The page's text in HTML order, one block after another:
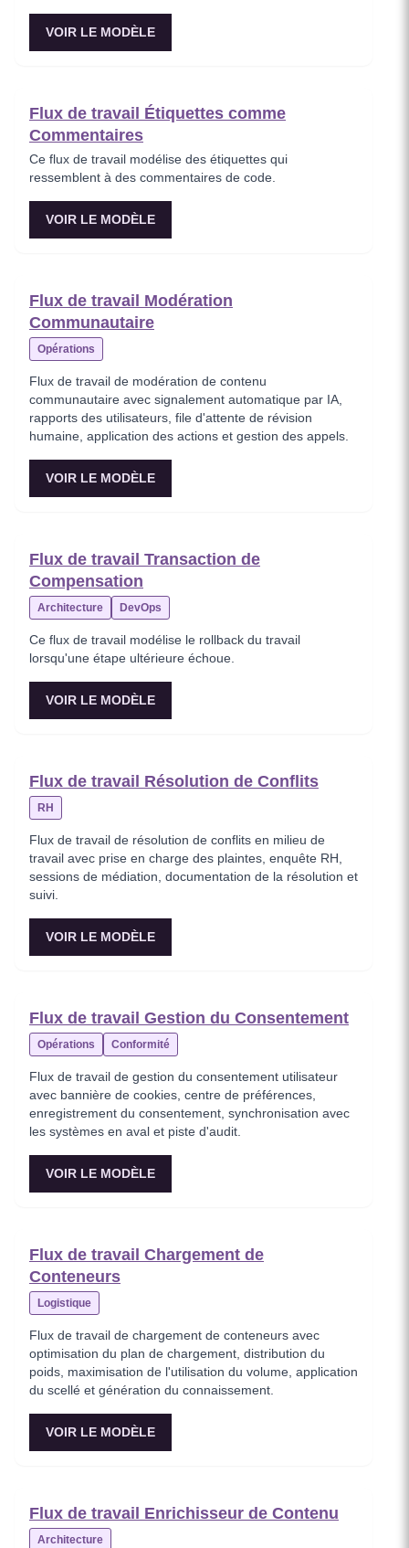
VOIR LE MODÈLE
Flux de travail Étiquettes comme
Commentaires
Ce flux de travail modélise des étiquettes qui
ressemblent à des commentaires de code.
VOIR LE MODÈLE
Flux de travail Modération
Communautaire
Opérations
Flux de travail de modération de contenu
communautaire avec signalement automatique par IA,
rapports des utilisateurs, file d'attente de révision
humaine, application des actions et gestion des appels.
VOIR LE MODÈLE
Flux de travail Transaction de
Compensation
Architecture DevOps
Ce flux de travail modélise le rollback du travail
lorsqu'une étape ultérieure échoue.
VOIR LE MODÈLE
Flux de travail Résolution de Conflits
RH
Flux de travail de résolution de conflits en milieu de
travail avec prise en charge des plaintes, enquête RH,
sessions de médiation, documentation de la résolution et
suivi.
VOIR LE MODÈLE
Flux de travail Gestion du Consentement
Opérations Conformité
Flux de travail de gestion du consentement utilisateur
avec bannière de cookies, centre de préférences,
enregistrement du consentement, synchronisation avec
les systèmes en aval et piste d'audit.
VOIR LE MODÈLE
Flux de travail Chargement de
Conteneurs
Logistique
Flux de travail de chargement de conteneurs avec
optimisation du plan de chargement, distribution du
poids, maximisation de l'utilisation du volume, application
du scellé et génération du connaissement.
VOIR LE MODÈLE
Flux de travail Enrichisseur de Contenu
Architecture